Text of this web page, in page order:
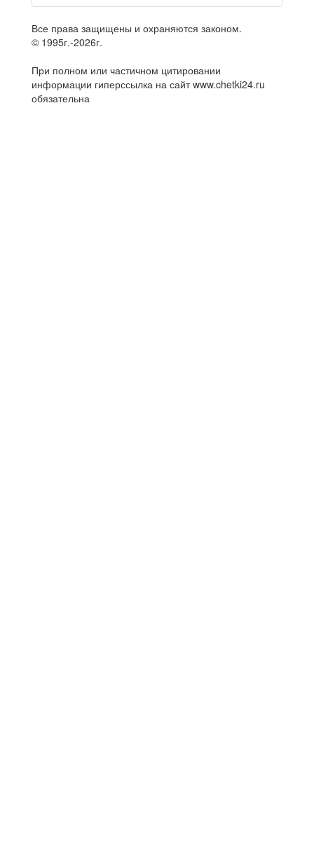
Все права защищены и охраняются законом.
© 1995г.-2026г.
При полном или частичном цитировании
информации гиперссылка на сайт www.chetki24.ru
обязательна